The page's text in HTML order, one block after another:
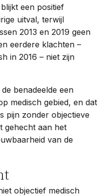
een positief
uitval, terwijl
2013 en 2019 geen
eerdere klachten –
in 2016 – niet zijn
benadeelde een
medisch gebied, en dat
pijn zonder objectieve
gehecht aan het
van de
objectief medisch